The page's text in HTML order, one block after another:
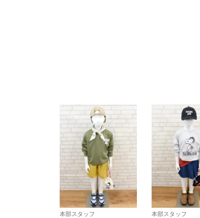
本部スタッフ
本部スタッフ